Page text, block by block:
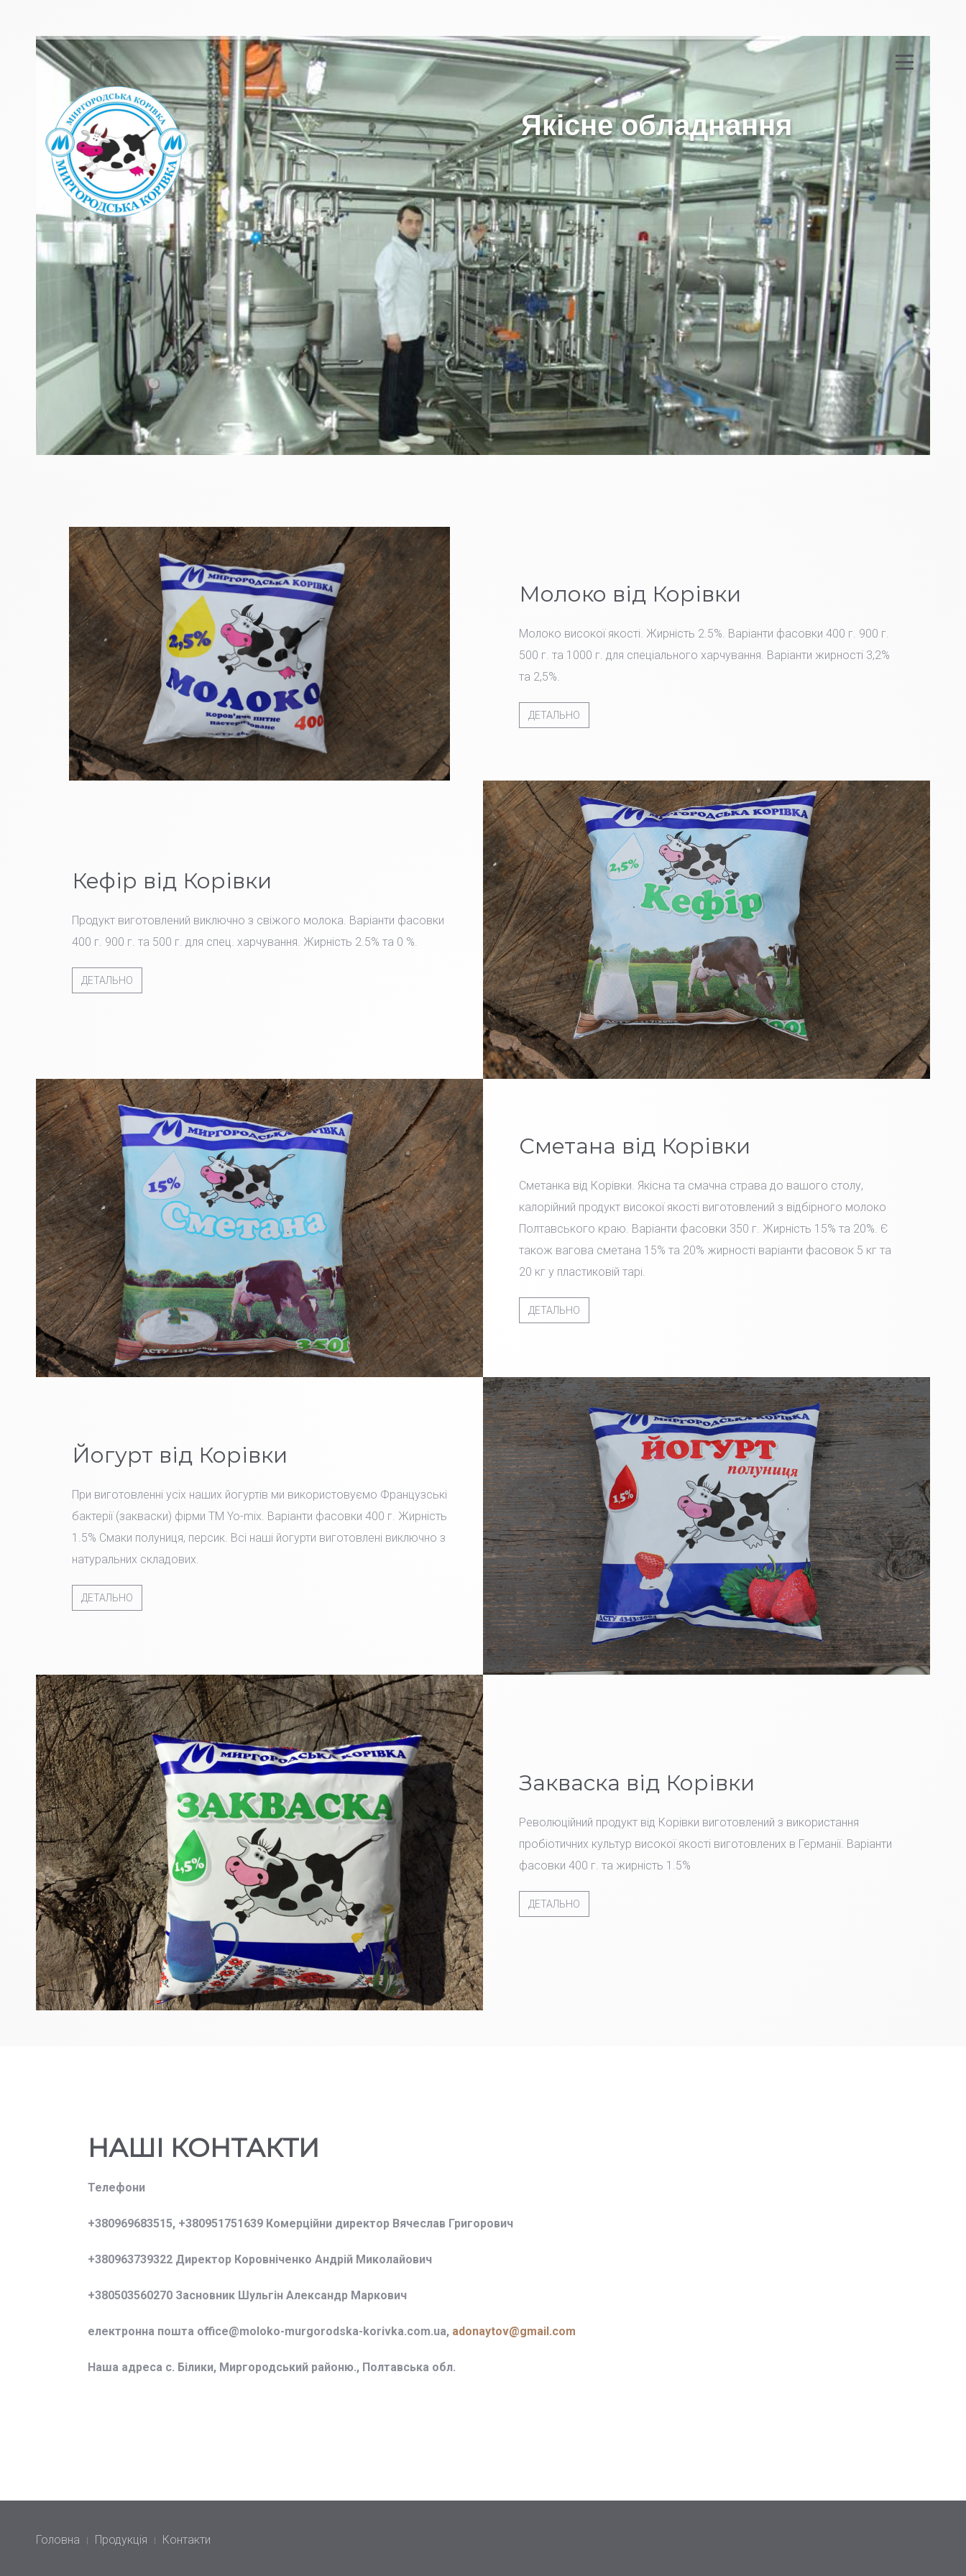
Якіснеобладнання
Молоко від Корівки
Молоко високої якості. Жирність 2.5%. Варіанти фасовки 400 г. 900 г.
500 г. та 1000 г. для спеціального харчування. Варіанти жирності 3,2%
та 2,5%.
ДЕТАЛЬНО
Кефір від Корівки
Продукт виготовлений виключно з свіжого молока. Варіанти фасовки
400 г. 900 г. та 500 г. для спец. харчування. Жирність 2.5% та 0 %.
ДЕТАЛЬНО
Сметана від Корівки
Сметанка від Корівки. Якісна та смачна страва до вашого столу,
калорійний продукт високої якості виготовлений з відбірного молоко
Полтавського краю. Варіанти фасовки 350 г. Жирність 15% та 20%. Є
також вагова сметана 15% та 20% жирності варіанти фасовок 5 кг та
20 кг у пластиковій тарі.
ДЕТАЛЬНО
Йогурт від Корівки
При виготовленні усіх наших йогуртів ми використовуємо Французські
бактерії (закваски) фірми TM Yo-mix. Варіанти фасовки 400 г. Жирність
1.5% Смаки полуниця, персик. Всі наші йогурти виготовлені виключно з
натуральних складових.
ДЕТАЛЬНО
Закваска від Корівки
Революційний продукт від Корівки виготовлений з використання
пробіотичних культур високої якості виготовлених в Германії. Варіанти
фасовки 400 г. та жирність 1.5%
ДЕТАЛЬНО
НАШІ КОНТАКТИ
Телефони
+380969683515, +380951751639 Комерційни директор Вячеслав Григорович
+380963739322 Директор Коровніченко Андрій Миколайович
+380503560270 Засновник Шульгін Александр Маркович
електронна пошта office@moloko-murgorodska-korivka.com.ua, adonaytov@gmail.com
Наша адреса с. Білики, Миргородський районю., Полтавська обл.
Головна Продукція Контакти